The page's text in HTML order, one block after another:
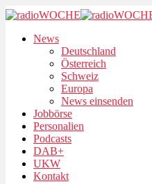
News
Deutschland
Österreich
Schweiz
Europa
News einsenden
Jobbörse
Personalien
Podcasts
DAB+
UKW
Kontakt